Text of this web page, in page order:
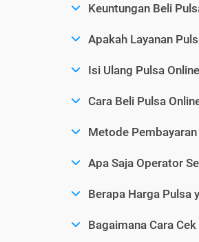
Keuntungan Beli
Apakah Layanan
Isi Ulang Pulsa
Cara Beli Pulsa
Metode
Apa Saja Operator
Berapa Harga Pulsa
Bagaimana Cara